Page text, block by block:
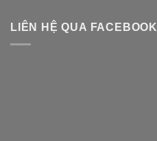
LIÊN HỆ QUA FACEBOOK